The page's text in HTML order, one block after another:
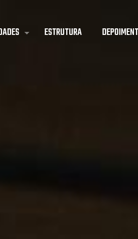
ESTRUTURA